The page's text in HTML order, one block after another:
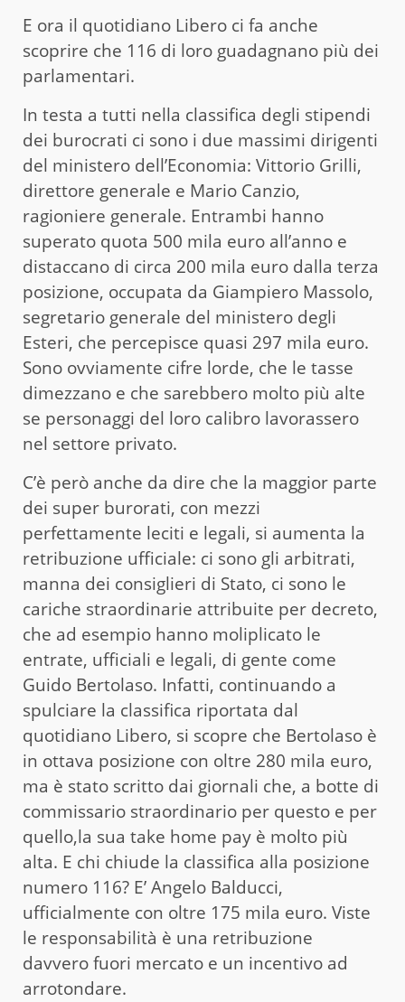
E ora il quotidiano Libero ci fa anche
scoprire che 116 di loro guadagnano più dei
parlamentari.
In testa a tutti nella classifica degli stipendi
dei burocrati ci sono i due massimi dirigenti
del ministero dell’Economia: Vittorio Grilli,
direttore generale e Mario Canzio,
ragioniere generale. Entrambi hanno
superato quota 500 mila euro all’anno e
distaccano di circa 200 mila euro dalla terza
posizione, occupata da Giampiero Massolo,
segretario generale del ministero degli
Esteri, che percepisce quasi 297 mila euro.
Sono ovviamente cifre lorde, che le tasse
dimezzano e che sarebbero molto più alte
se personaggi del loro calibro lavorassero
nel settore privato.
C’è però anche da dire che la maggior parte
dei super burorati, con mezzi
perfettamente leciti e legali, si aumenta la
retribuzione ufficiale: ci sono gli arbitrati,
manna dei consiglieri di Stato, ci sono le
cariche straordinarie attribuite per decreto,
che ad esempio hanno moliplicato le
entrate, ufficiali e legali, di gente come
Guido Bertolaso. Infatti, continuando a
spulciare la classifica riportata dal
quotidiano Libero, si scopre che Bertolaso è
in ottava posizione con oltre 280 mila euro,
ma è stato scritto dai giornali che, a botte di
commissario straordinario per questo e per
quello,la sua take home pay è molto più
alta. E chi chiude la classifica alla posizione
numero 116? E’ Angelo Balducci,
ufficialmente con oltre 175 mila euro. Viste
le responsabilità è una retribuzione
davvero fuori mercato e un incentivo ad
arrotondare.